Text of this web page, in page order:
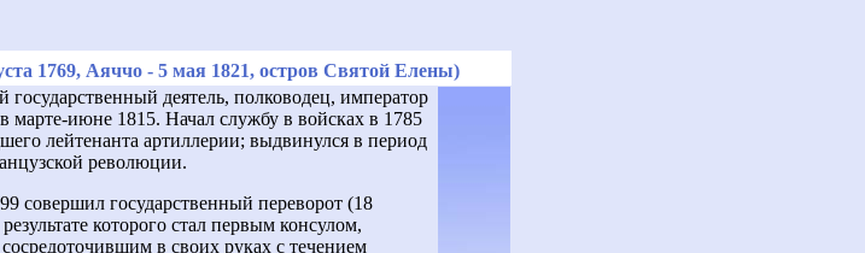
1769, Аяччо - 5 мая 1821, остров Святой Елены)
государственный деятель, полководец, император
марте-июне 1815. Начал службу в войсках в 1785
лейтенанта артиллерии; выдвинулся в период
революции.
совершил государственный переворот (18
которого стал первым консулом,
в своих руках с течением